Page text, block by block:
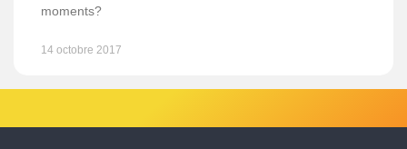
moments?
14 octobre 2017